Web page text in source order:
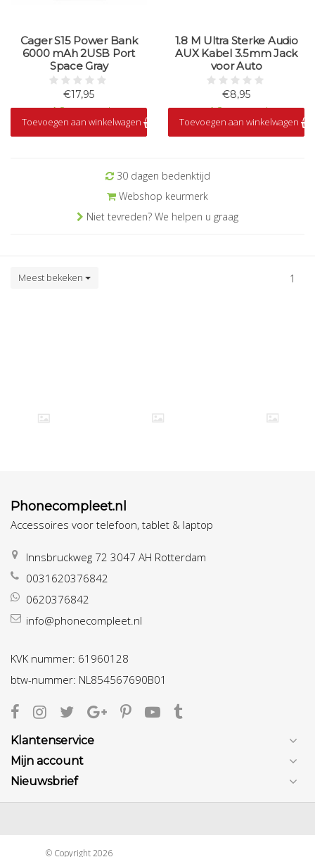
Cager S15 Power Bank
6000 mAh 2USB Port
Space Gray
€17,95
Op voorraad
Toevoegen aan winkelwagen
1.8 M Ultra Sterke Audio
AUX Kabel 3.5mm Jack
voor Auto
€8,95
Op voorraad
Toevoegen aan winkelwagen
30 dagen bedenktijd
Webshop keurmerk
Niet tevreden? We helpen u graag
Meest bekeken 1
Phonecompleet.nl
Accessoires voor telefoon, tablet & laptop
Innsbruckweg 72 3047 AH Rotterdam
0031620376842
0620376842
info@phonecompleet.nl
KVK nummer: 61960128
btw-nummer: NL854567690B01
Klantenservice
Mijn account
Nieuwsbrief
© Copyright 2026